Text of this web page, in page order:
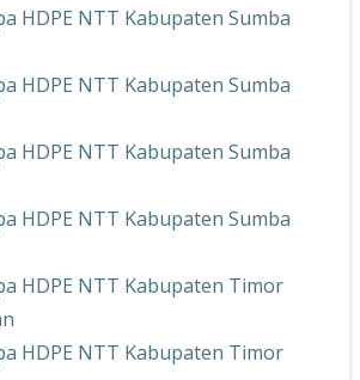
HDPE NTT Kabupaten Sumba
HDPE NTT Kabupaten Sumba
HDPE NTT Kabupaten Sumba
HDPE NTT Kabupaten Sumba
HDPE NTT Kabupaten Timor
HDPE NTT Kabupaten Timor